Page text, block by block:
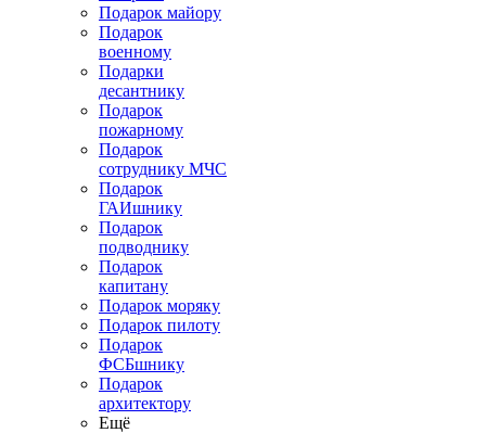
Подарок майору
Подарок
военному
Подарки
десантнику
Подарок
пожарному
Подарок
сотруднику МЧС
Подарок
ГАИшнику
Подарок
подводнику
Подарок
капитану
Подарок моряку
Подарок пилоту
Подарок
ФСБшнику
Подарок
архитектору
Ещё